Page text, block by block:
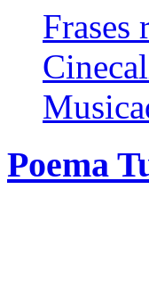
Frases
Poema